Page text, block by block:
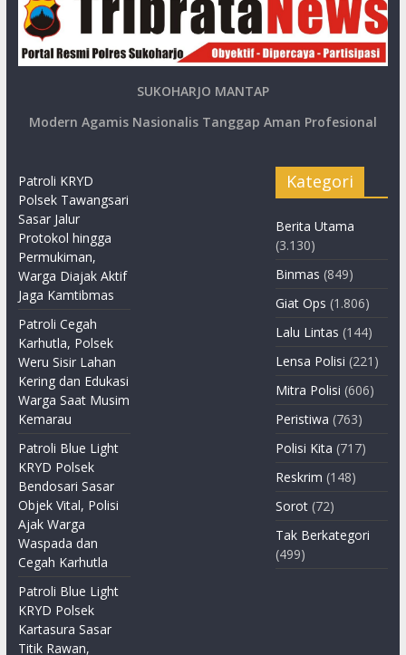
SUKOHARJO MANTAP
Modern Agamis Nasionalis Tanggap Aman Profesional
Patroli KRYD
Polsek Tawangsari
Sasar Jalur
Protokol hingga
Permukiman,
Warga Diajak Aktif
Jaga Kamtibmas
Patroli Cegah
Karhutla, Polsek
Weru Sisir Lahan
Kering dan Edukasi
Warga Saat Musim
Kemarau
Patroli Blue Light
KRYD Polsek
Bendosari Sasar
Objek Vital, Polisi
Ajak Warga
Waspada dan
Cegah Karhutla
Patroli Blue Light
KRYD Polsek
Kartasura Sasar
Titik Rawan,
Kategori
Berita Utama
(3.130)
Binmas (849)
Giat Ops (1.806)
Lalu Lintas (144)
Lensa Polisi (221)
Mitra Polisi (606)
Peristiwa (763)
Polisi Kita (717)
Reskrim (148)
Sorot (72)
Tak Berkategori
(499)